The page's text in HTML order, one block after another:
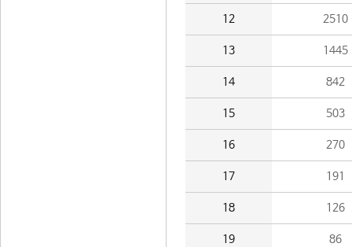
12 2510
13 1445
14 842
15 503
16 270
17 191
18 126
19 86